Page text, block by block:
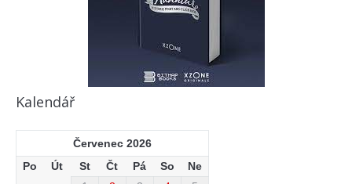
Kalendář
Červenec 2026
Po
Út St Čt Pá So Ne